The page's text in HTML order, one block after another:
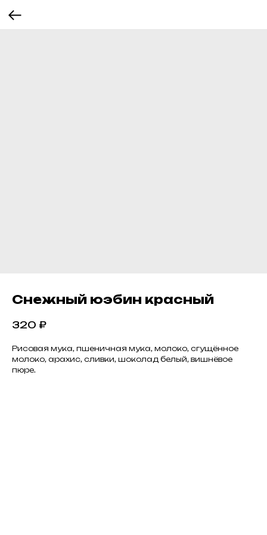
Снежный юэбин красный
320 ₽
Рисовая мука, пшеничная мука, молоко, сгущённое
молоко, арахис, сливки, шоколад белый, вишнёвое
пюре.